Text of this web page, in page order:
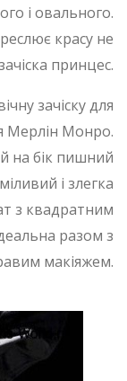
і овального.
красу не
принцес.
зачіску для
Мерлін Монро.
на бік пишний
і злегка
з квадратним
разом з
макіяжем.